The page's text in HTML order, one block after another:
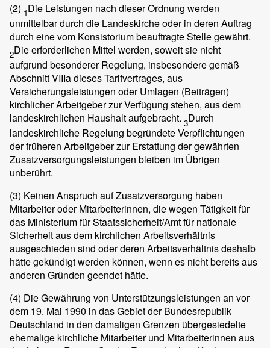
(2) 1Die Leistungen nach dieser Ordnung werden
unmittelbar durch die Landeskirche oder in deren Auftrag
durch eine vom Konsistorium beauftragte Stelle gewährt.
2Die erforderlichen Mittel werden, soweit sie nicht
aufgrund besonderer Regelung, insbesondere gemäß
Abschnitt VIIIa dieses Tarifvertrages, aus
Versicherungsleistungen oder Umlagen (Beiträgen)
kirchlicher Arbeitgeber zur Verfügung stehen, aus dem
landeskirchlichen Haushalt aufgebracht. 3Durch
landeskirchliche Regelung begründete Verpflichtungen
der früheren Arbeitgeber zur Erstattung der gewährten
Zusatzversorgungsleistungen bleiben im Übrigen
unberührt.
(3) Keinen Anspruch auf Zusatzversorgung haben
Mitarbeiter oder Mitarbeiterinnen, die wegen Tätigkeit für
das Ministerium für Staatssicherheit/Amt für nationale
Sicherheit aus dem kirchlichen Arbeitsverhältnis
ausgeschieden sind oder deren Arbeitsverhältnis deshalb
hätte gekündigt werden können, wenn es nicht bereits aus
anderen Gründen geendet hätte.
(4) Die Gewährung von Unterstützungsleistungen an vor
dem 19. Mai 1990 in das Gebiet der Bundesrepublik
Deutschland in den damaligen Grenzen übergesiedelte
ehemalige kirchliche Mitarbeiter und Mitarbeiterinnen aus